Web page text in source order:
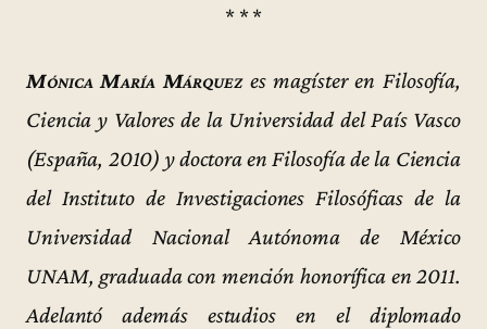
* * *
Mónica María Márquezes magíster en Filosofía,
Ciencia y Valores de la Universidad del País Vasco
(España, 2010) y doctora en Filosofía de la Ciencia
del Instituto de Investigaciones Filosóficas de la
Universidad Nacional Autónoma de México
UNAM, graduada con mención honorífica en 2011.
Adelantó además estudios en el diplomado